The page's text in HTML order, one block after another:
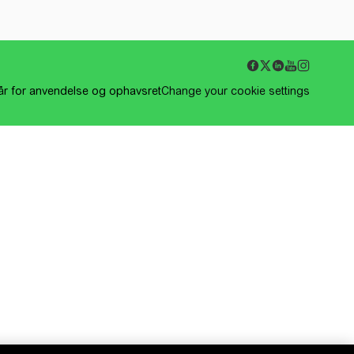
for anvendelse og ophavsretChange your cookie settings